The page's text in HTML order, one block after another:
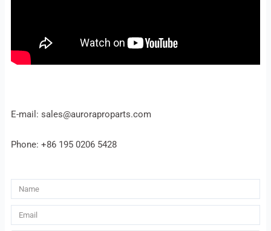
E-mail: sales@auroraproparts.com
Phone: +86 195 0206 5428
Name
Email